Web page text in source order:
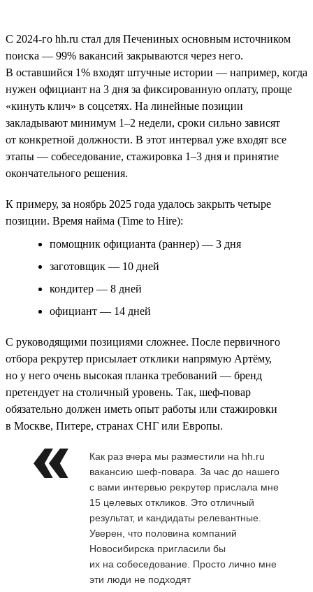
С 2024-го hh.ru стал для Печениных основным источником
поиска — 99% вакансий закрываются через него.
В оставшийся 1% входят штучные истории — например, когда
нужен официант на 3 дня за фиксированную оплату, проще
«кинуть клич» в соцсетях. На линейные позиции
закладывают минимум 1–2 недели, сроки сильно зависят
от конкретной должности. В этот интервал уже входят все
этапы — собеседование, стажировка 1–3 дня и принятие
окончательного решения.
К примеру, за ноябрь 2025 года удалось закрыть четыре
позиции. Время найма (Time to Hire):
помощник официанта (раннер) — 3 дня
заготовщик — 10 дней
кондитер — 8 дней
официант — 14 дней
С руководящими позициями сложнее. После первичного
отбора рекрутер присылает отклики напрямую Артёму,
но у него очень высокая планка требований — бренд
претендует на столичный уровень. Так, шеф-повар
обязательно должен иметь опыт работы или стажировки
в Москве, Питере, странах СНГ или Европы.
Как раз вчера мы разместили на hh.ru
вакансию шеф-повара. За час до нашего
с вами интервью рекрутер прислала мне
15 целевых откликов. Это отличный
результат, и кандидаты релевантные.
Уверен, что половина компаний
Новосибирска пригласили бы
их на собеседование. Просто лично мне
эти люди не подходят